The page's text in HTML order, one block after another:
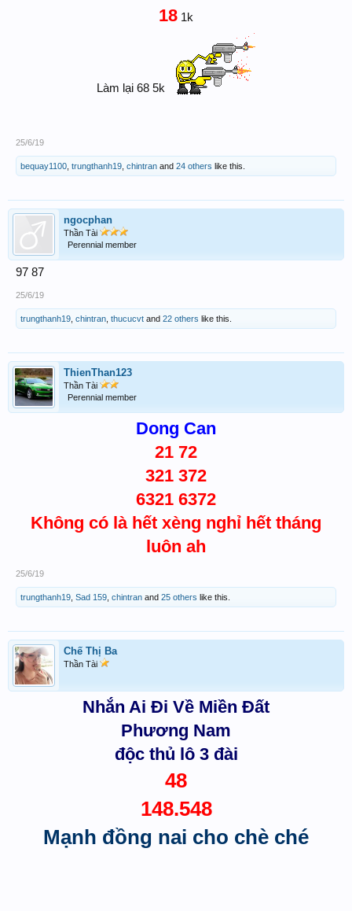
18 1k
Làm lại 68 5k
25/6/19
bequay1100 trungthanh19 chintran and 24 others like this.
ngocphan
Thần Tài
Perennial member
97 87
25/6/19
trungthanh19 chintran thucucvt and 22 others like this.
ThienThan123
Thần Tài
Perennial member
Dong Can
21 72
321 372
6321 6372
Không có là hết xèng nghỉ hết tháng
luôn ah
25/6/19
trungthanh19 Sad 159 chintran and 25 others like this.
Chế Thị Ba
Thần Tài
Nhắn Ai Đi Về Miền Đất
Phương Nam
độc thủ lô 3 đài
48
148.548
Mạnh đồng nai cho chè ché